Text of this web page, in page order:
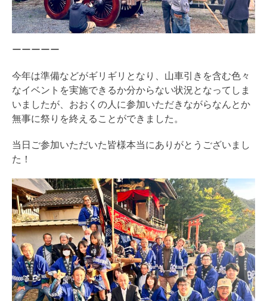
ーーーーー
今年は準備などがギリギリとなり、山車引きを含む色々
なイベントを実施できるか分からない状況となってしま
いましたが、おおくの人に参加いただきながらなんとか
無事に祭りを終えることができました。
当日ご参加いただいた皆様本当にありがとうございまし
た！